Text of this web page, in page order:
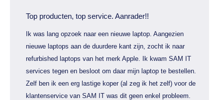
Top producten, top service. Aanrader!!
Ik was lang opzoek naar een nieuwe laptop. Aangezien
nieuwe laptops aan de duurdere kant zijn, zocht ik naar
refurbished laptops van het merk Apple. Ik kwam SAM IT
services tegen en besloot om daar mijn laptop te bestellen.
Zelf ben ik een erg lastige koper (al zeg ik het zelf) voor de
klantenservice van SAM IT was dit geen enkel probleem.